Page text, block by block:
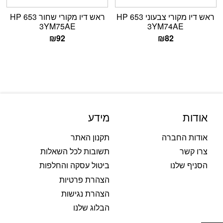
ראש דיו מקורי צבעוני HP 653
3YM74AE
₪82
ראש דיו מקורי שחור HP 653
3YM75AE
₪92
אודות
אודות החברה
צרו קשר
הסניף שלנו
מידע
תקנון האתר
תשובות לכל השאלות
ביטול עסקה והחלפות
הצהרת פרטיות
הצהרת נגישות
הבלוג שלנו